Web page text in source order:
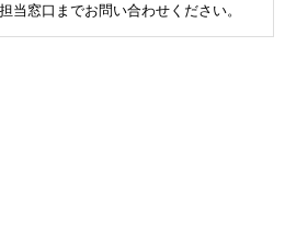
当窓口までお問い合わせください。